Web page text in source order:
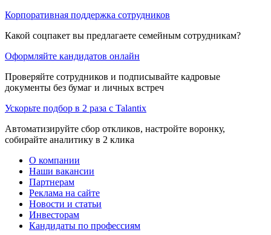
Корпоративная поддержка сотрудников
Какой соцпакет вы предлагаете семейным сотрудникам?
Оформляйте кандидатов онлайн
Проверяйте сотрудников и подписывайте кадровые
документы без бумаг и личных встреч
Ускорьте подбор в 2 раза с Talantix
Автоматизируйте сбор откликов, настройте воронку,
собирайте аналитику в 2 клика
О компании
Наши вакансии
Партнерам
Реклама на сайте
Новости и статьи
Инвесторам
Кандидаты по профессиям